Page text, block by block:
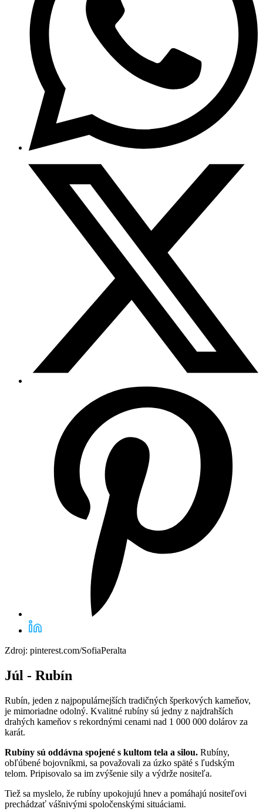
Zdroj: pinterest.com/SofiaPeralta
Júl - Rubín
Rubín, jeden z najpopulárnejších tradičných šperkových kameňov,
je mimoriadne odolný. Kvalitné rubíny sú jedny z najdrahších
drahých kameňov s rekordnými cenami nad 1 000 000 dolárov za
karát.
Rubíny sú oddávna spojené s kultom tela a silou. Rubíny,
obľúbené bojovníkmi, sa považovali za úzko späté s ľudským
telom. Pripisovalo sa im zvýšenie sily a výdrže nositeľa.
Tiež sa myslelo, že rubíny upokojujú hnev a pomáhajú nositeľovi
prechádzať vášnivými spoločenskými situáciami.